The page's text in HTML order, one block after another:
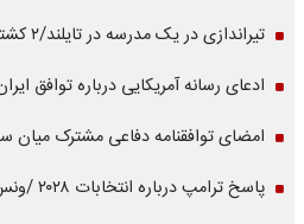
تیراندازی در یک مدرسه در تایلند/۲ کشته و ۱۵ مجروح
ادعای رسانه آمریکایی درباره توافق
امضای توافقنامه دفاعی مشترک میان
پاسخ ترامپ درباره انتخابات ۲۰۲۸ /ونس یا روبیو؟